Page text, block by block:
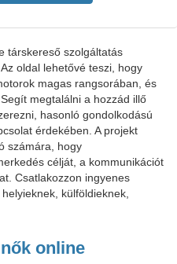
társkereső szolgáltatás
oldal lehetővé teszi, hogy
magas rangsorában, és
megtalálni a hozzád illő
hasonló gondolkodású
érdekében. A projekt
számára, hogy
célját, a kommunikációt
Csatlakozzon ingyenes
külföldieknek,
online